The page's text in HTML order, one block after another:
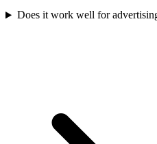
Does it work well for